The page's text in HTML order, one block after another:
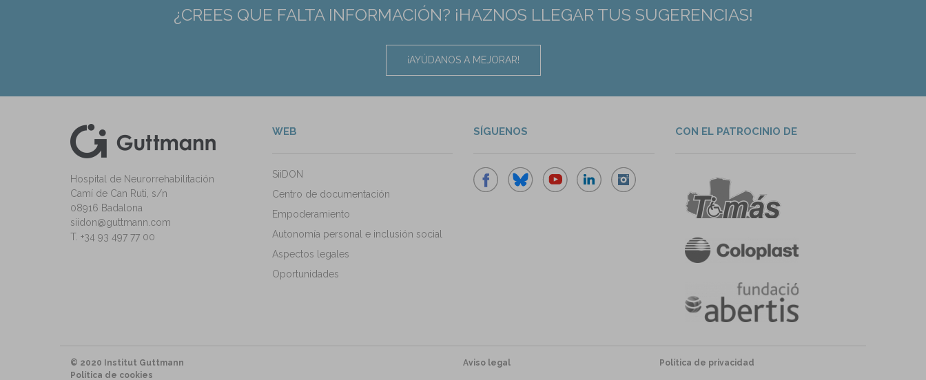
¿CREES QUE FALTA INFORMACIÓN? ¡HAZNOS LLEGAR TUS SUGERENCIAS!
¡AYÚDANOS A MEJORAR!
Hospital de Neurorrehabilitación
Camí de Can Ruti, s/n
08916 Badalona
siidon@guttmann.com
T. +34 93 497 77 00
WEB
SiiDON
Centro de documentación
Empoderamiento
Autonomía personal e inclusión social
Aspectos legales
Oportunidades
SÍGUENOS CON EL PATROCINIO DE
© 2020 Institut Guttmann Aviso legal
Política de privacidad
Política de cookies